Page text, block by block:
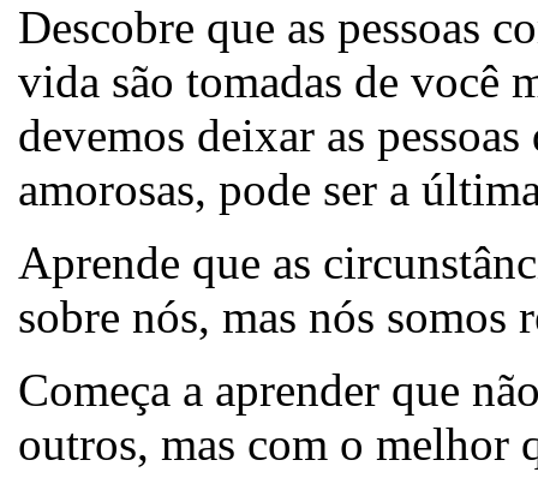
Descobre que as pessoas
vida são tomadas de você
devemos deixar as
amorosas, pode ser a
Aprende que as
sobre nós, mas nós somos
Começa a aprender que
outros, mas com o melhor